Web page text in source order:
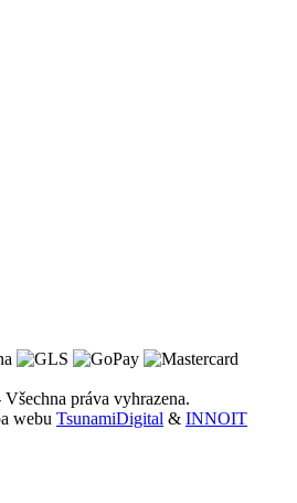
Všechna práva vyhrazena.
webu TsunamiDigital & INNOIT